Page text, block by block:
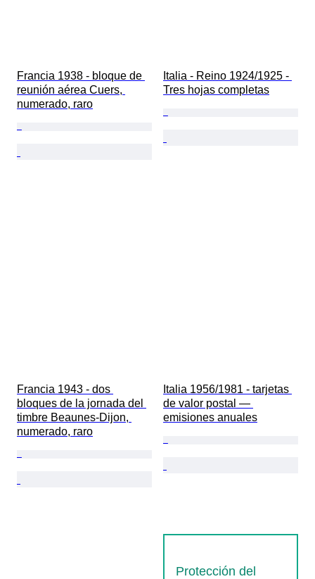
Francia 1938 - bloque de
reunión aérea Cuers,
numerado, raro
Italia - Reino 1924/1925 -
Tres hojas completas
Francia 1943 - dos
bloques de la jornada del
timbre Beaunes-Dijon,
numerado, raro
Italia 1956/1981 - tarjetas
de valor postal —
emisiones anuales
Protección del